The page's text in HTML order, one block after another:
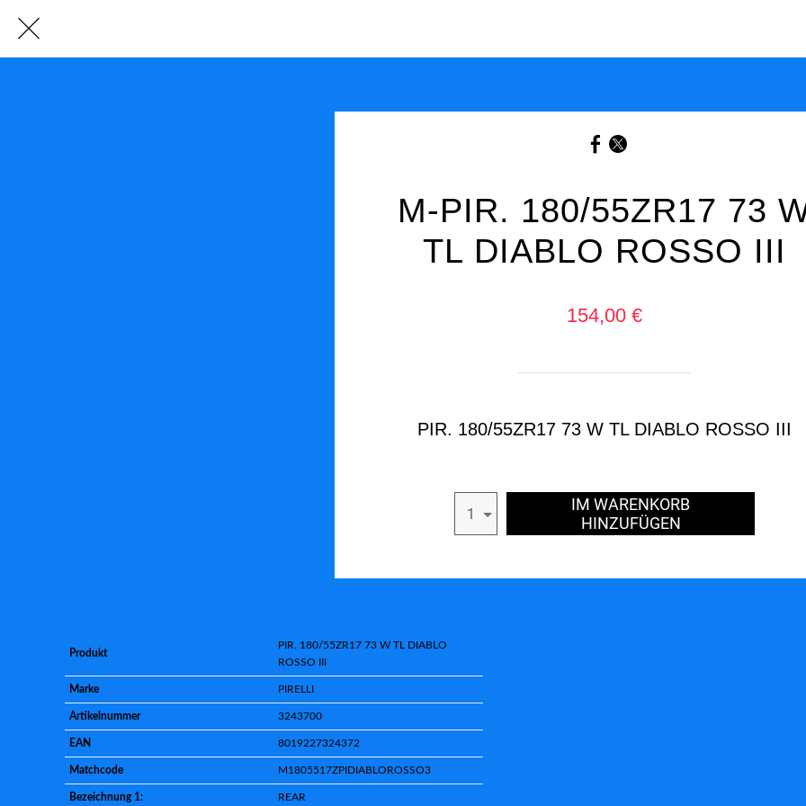
M-PIR. 180/55ZR17 73
TL DIABLO ROSSO III
154,00 €
PIR. 180/55ZR17 73 W TL DIABLO ROSSO III
1
IM WARENKORB
HINZUFÜGEN
Produkt
PIR. 180/55ZR17 73 W TL DIABLO
ROSSO III
Marke PIRELLI
Artikelnummer 3243700
EAN 8019227324372
Matchcode M1805517ZPIDIABLOROSSO3
Bezeichnung 1: REAR